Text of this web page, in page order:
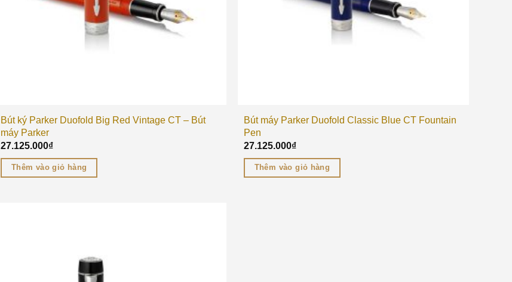
Bút ký Parker Duofold Big Red Vintage CT – Bút
máy Parker
27.125.000₫
Thêm vào giỏ hàng
Bút máy Parker Duofold Classic Blue CT Fountain
Pen
27.125.000₫
Thêm vào giỏ hàng